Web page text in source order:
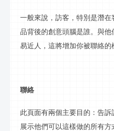
一般來說，訪客，特別是潛
品背後的創意頭腦是誰。與
易近人，這將增加你被聯絡的
聯絡
此頁面有兩個主要目的：告
展示他們可以這樣做的所有方